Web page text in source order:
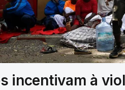
incentivam à